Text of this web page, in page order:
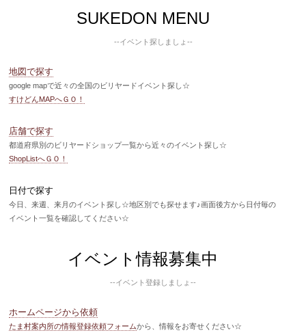
SUKEDON MENU
--イベント探しましょ--
地図で探す
google mapで近々の全国のビリヤードイベント探し☆
すけどんMAPへＧＯ！
店舗で探す
都道府県別のビリヤードショップ一覧から近々のイベント探し☆
ShopListへＧＯ！
日付で探す
今日、来週、来月のイベント探し☆地区別でも探せます♪画面後方から日付毎の
イベント一覧を確認してください☆
イベント情報募集中
--イベント登録しましょ--
ホームページから依頼
たま村案内所の情報登録依頼フォームから、情報をお寄せください☆